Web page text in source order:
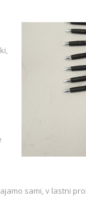
sami, v lastni